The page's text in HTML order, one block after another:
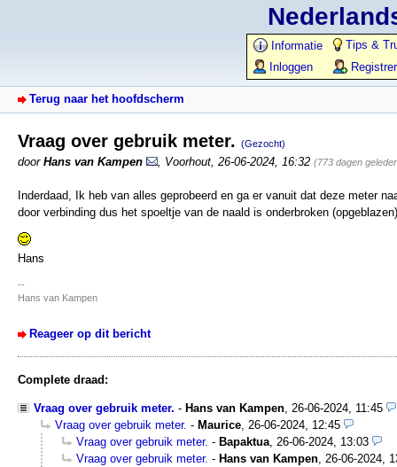
Informatie
Tips &
Inloggen
Terug naar het hoofdscherm
Vraag over gebruik meter. (Gezocht)
door Hans van Kampen Voorhout 26-06-2024, 16:32 (773 dagen
Inderdaad, Ik heb van alles geprobeerd en ga er vanuit dat deze meter
door verbinding dus het spoeltje van de naald is onderbroken
Hans
--
Hans van Kampen
Reageer op dit bericht
Complete draad:
Vraag over gebruik meter. - Hans van Kampen, 26-06-2024, 11:45
Vraag over gebruik meter. - Maurice, 26-06-2024, 12:45
Vraag over gebruik meter. - Bapaktua, 26-06-2024, 13:03
Vraag over gebruik meter. - Hans van Kampen, 26-06-2024,